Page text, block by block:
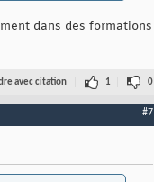
dans des formations
avec citation 1 0
#7